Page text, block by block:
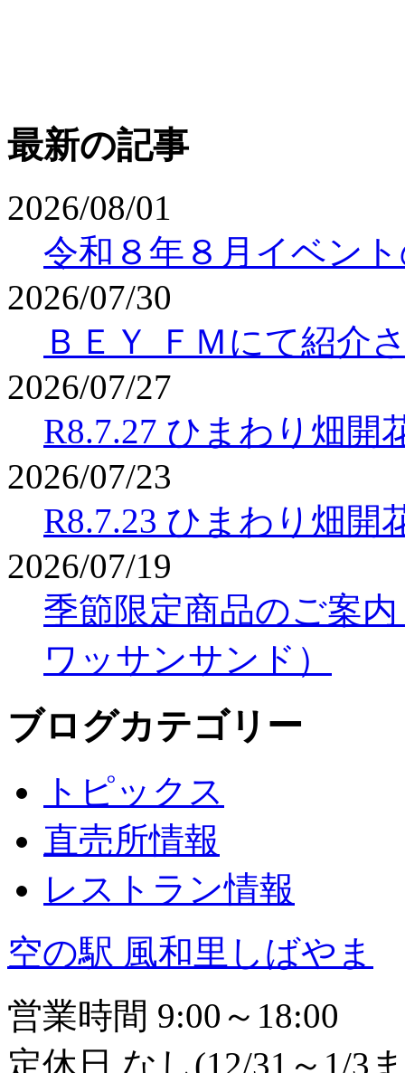
最新の記事
2026/08/01
令和８年８月イベン
2026/07/30
ＢＥＹ ＦＭにて紹介
2026/07/27
R8.7.27 ひまわり畑開
2026/07/23
R8.7.23 ひまわり畑開
2026/07/19
季節限定商品のご案
ワッサンサンド）
ブログカテゴリー
トピックス
直売所情報
レストラン情報
空の駅 風和里しばやま
営業時間 9:00～18:00
定休日 なし(12/31～1/3